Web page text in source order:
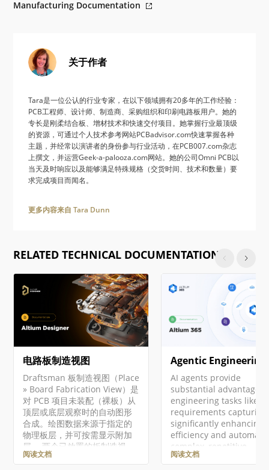
Manufacturing Documentation
关于作者
Tara是一位公认的行业专家，在以下领域拥有20多年的工作经验：
PCB工程师、设计师、制造商、采购组织和印刷电路板用户。她的
专长是刚柔结合板、增材技术和快速交付项目。她掌握行业最顶级
的资源，可通过个人技术参考网站PCBadvisor.com快速掌握各种
主题，并经常以演讲者的身份参与行业活动，在PCB007.com杂志
上撰文，并运营Geek-a-palooza.com网站。她的公司Omni PCB以
当天及时响应以及能够满足特殊规格（交货时间、技术和数量）要
求完成项目而闻名。
更多内容来自 Tara Dunn
RELATED TECHNICAL DOCUMENTATION
电路板制造视图
Draftsman 板制造视图（Place
» Board Fabrication View）是
对 PCB 项目未装配（裸板）从
顶层或底层观察时的自动图形
合成。绘图数据来源于指定的
物理板层，并可按需显示附加
层。 两个已放置的板制造视
图，显示 PCB 的顶层和底层 如
阅读文档
Agentic Engineering
AI agents provide
substantial advantages
engineering tasks like
requirements capturing
significantly enhancing
efficiency and
complex, repetitive
workflows.
阅读文档